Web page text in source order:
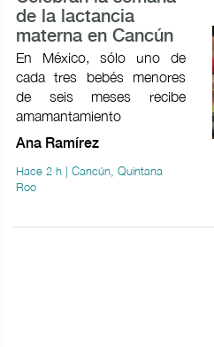
de la lactancia
materna en Cancún
En México, sólo uno de
cada tres bebés menores
de seis meses recibe
amamantamiento
Ana Ramírez
Hace 2 h | Cancún, Quintana
Roo